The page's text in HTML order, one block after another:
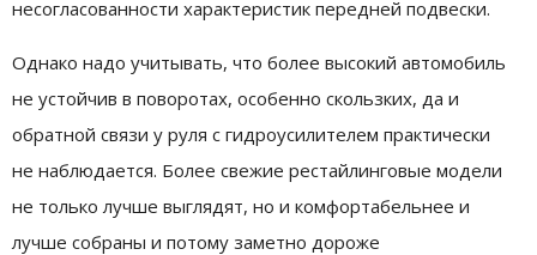
несогласованности характеристик передней подвески.
Однако надо учитывать, что более высокий автомобиль
не устойчив в поворотах, особенно скользких, да и
обратной связи у руля с гидроусилителем практически
не наблюдается. Более свежие рестайлинговые модели
не только лучше выглядят, но и комфортабельнее и
лучше собраны и потому заметно дороже